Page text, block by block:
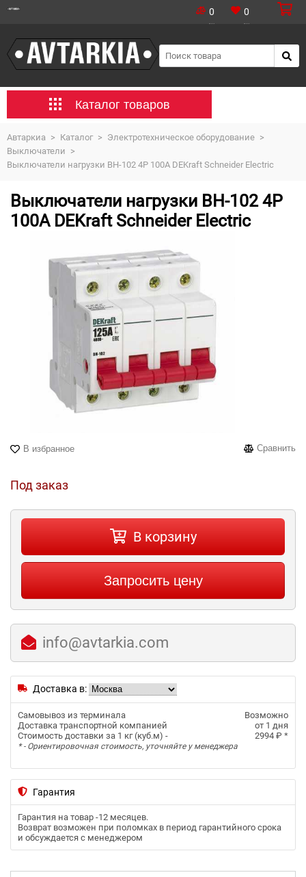
0 0
Каталог товаров
Автаркиа > Каталог > Электротехническое оборудование >
Выключатели >
Выключатели нагрузки ВН-102 4Р 100А DEKraft Schneider Electric
Выключатели нагрузки ВН-102 4Р
100А DEKraft Schneider Electric
В избранное Сравнить
Под заказ
В корзину
Запросить цену
info@avtarkia.com
Доставка в:
Самовывоз из терминала
Возможно
Доставка транспортной компанией
от 1 дня
Стоимость доставки за 1 кг (куб.м) -
2994 ₽ *
* - Ориентировочная стоимость, уточняйте у менеджера
Гарантия
Гарантия на товар -12 месяцев.
Возврат возможен при поломках в период гарантийного срока
и обсуждается с менеджером